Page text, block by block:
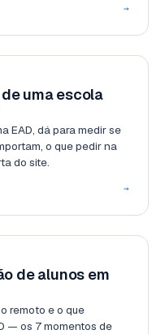
→
uma escola
EAD, dá para medir se
o que pedir na
do site.
→
de alunos em
remoto e o que
— os 7 momentos de